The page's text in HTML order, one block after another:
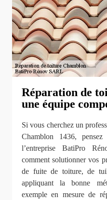
Réparation de
une équipe
Si vous cherchez un
Chamblon 1436,
l’entreprise BatiPro
comment solutionner vos
de fuite de toiture, de
appliquant la bonne
exemple en mesure de